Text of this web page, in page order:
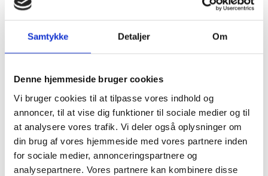
Samtykke Detaljer Om
Denne hjemmeside bruger cookies
Vi bruger cookies til at tilpasse vores indhold og
annoncer, til at vise dig funktioner til sociale medier og til
at analysere vores trafik. Vi deler også oplysninger om
din brug af vores hjemmeside med vores partnere inden
for sociale medier, annonceringspartnere og
analysepartnere. Vores partnere kan kombinere disse
du kender og elsker. Men du finder også nye ting, du måske ikke har prøvet
før – og vores opfordring er, at du prøver at give nogle af disse et skud, fordi
det kommer til service, levering, priser og betalingsmuligheder. Når du
vælge mellem – herunder og så MobilePay, som er utrolig nemt og bekvemt
at betale med. Alt vores slik er sikkert og hygiejnisk opbevaret, så det møder
samtlige krav fra Fødevarestyrelsen. Lækkert slik fortjener nemlig at blive
er alle vores priser yderst konkurrencedygtige, så du kan finde dit
yndlingsslik til den lavest mulige pris.